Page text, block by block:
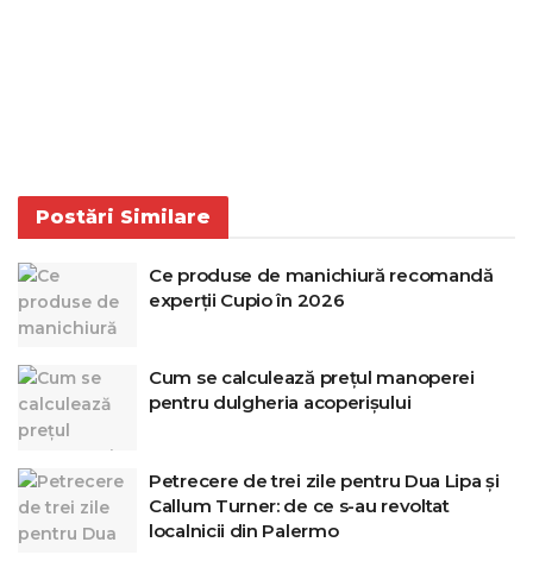
Postări Similare
Ce produse de manichiură recomandă
experții Cupio în 2026
Cum se calculează prețul manoperei
pentru dulgheria acoperișului
Petrecere de trei zile pentru Dua Lipa și
Callum Turner: de ce s-au revoltat
localnicii din Palermo